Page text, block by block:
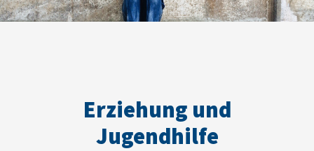
Erziehung und
Jugendhilfe